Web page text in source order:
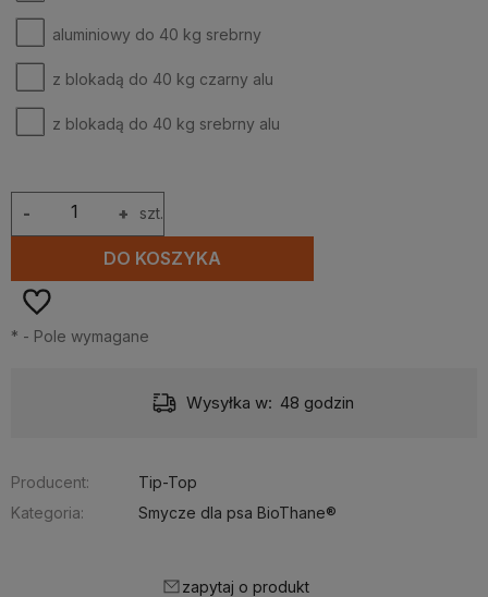
aluminiowy do 40 kg srebrny
z blokadą do 40 kg czarny alu
z blokadą do 40 kg srebrny alu
+
- szt.
DO KOSZYKA
* - Pole wymagane
Wysyłka w: 48 godzin
Producent:
Tip-Top
Kategoria:
Smycze dla psa BioThane®
zapytaj o produkt